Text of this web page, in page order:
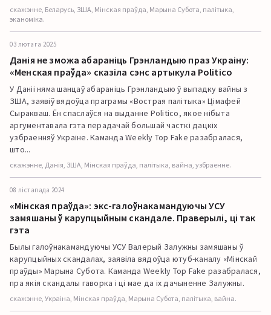
скажэнне, Беларусь, ЗША, Мінская праўда, Марына Субота, палітыка,
эканоміка.
03 лютага 2025
Данія не зможа абараніць Грэнландыю праз Украіну:
«Менская праўда» сказіла сэнс артыкула Politico
У Даніі няма шанцаў абараніць Грэнландыю ў выпадку вайны з
ЗША, заявіў вядоўца праграмы «Вострая палітыка» Цімафей
Сыракваш. Ён спаслаўся на выданне Politico, якое нібыта
аргументавала гэта перадачай большай часткі дацкіх
узбраенняў Украіне. Каманда Weekly Top Fake разабралася,
што...
скажэнне, Данія, ЗША, Мінская праўда, палітыка, вайна, узбраенне.
08 лістапада 2024
«Мінская праўда»: экс-галоўнакамандуючы УСУ
замяшаны ў карупцыйным скандале. Праверылі, ці так
гэта
Былы галоўнакамандуючы УСУ Валерый Залужны замяшаны ў
карупцыйных скандалах, заявіла вядоўца ютуб-каналу «Мінскай
праўды» Марына Субота. Каманда Weekly Top Fake разабралася,
пра якія скандалы гаворка і ці мае да іх дачыненне Залужны.
скажэнне, Украіна, Мінская праўда, Марына Субота, палітыка, вайна.